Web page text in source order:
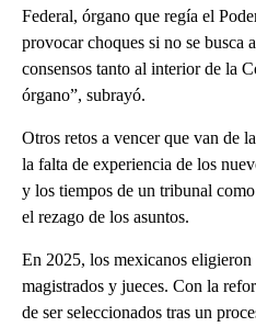
Federal, órgano que regía el
provocar choques si no se busca
consensos tanto al interior de la
órgano”, subrayó.
Otros retos a vencer que van de
la falta de experiencia de los
y los tiempos de un tribunal
el rezago de los asuntos.
En 2025, los mexicanos
magistrados y jueces. Con la
de ser seleccionados tras un